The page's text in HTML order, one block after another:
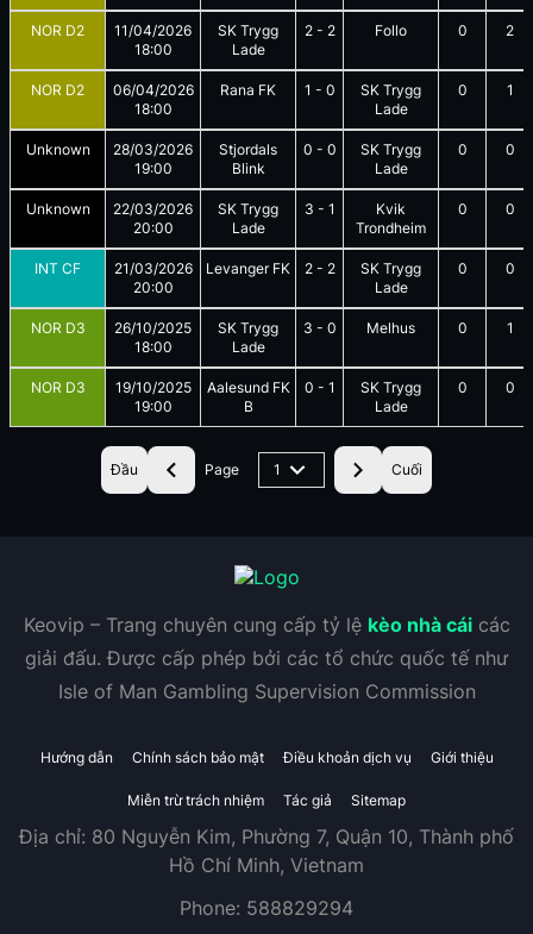
NOR D2
11/04/2026
18:00
SK Trygg
Lade
2- 2 Follo 0 2
NOR D2
06/04/2026
18:00
Rana FK 1 - 0
SK Trygg
Lade
0 1
Unknown
28/03/2026
19:00
Stjordals
Blink
0 - 0
SK Trygg
Lade
0 0
Unknown
22/03/2026
20:00
SK Trygg
Lade
3 - 1
Kvik
Trondheim
0 0
INT CF
21/03/2026
20:00
Levanger FK 2- 2
SK Trygg
Lade
0 0
NOR D3
26/10/2025
18:00
SK Trygg
Lade
3 - 0 Melhus 0 1
NOR D3
19/10/2025
19:00
Aalesund FK
B
0 - 1
SK Trygg
Lade
0 0
Đầu Page 1 Cuối
Keovip – Trang chuyên cung cấp tỷ lệ kèo nhà cáicác
giải đấu. Được cấp phép bởi các tổ chức quốc tế như
Isle of Man Gambling Supervision Commission
Hướng dẫn Chính sách bảo mật Điều khoản dịch vụ Giới thiệu
Miễn trừ trách nhiệm Tác giả Sitemap
Địa chỉ: 80 Nguyễn Kim, Phường 7, Quận 10, Thành phố
Hồ Chí Minh, Vietnam
Phone: 588829294